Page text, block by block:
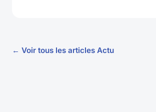
← Voir tous les articles Actu